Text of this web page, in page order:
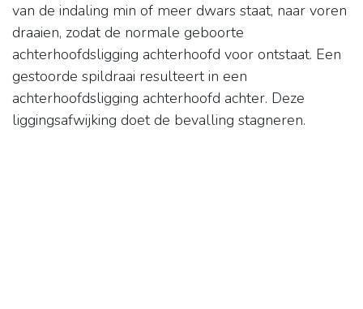
van de indaling min of meer dwars staat, naar voren
draaien, zodat de normale geboorte
achterhoofdsligging achterhoofd voor ontstaat. Een
gestoorde spildraai resulteert in een
achterhoofdsligging achterhoofd achter. Deze
liggingsafwijking doet de bevalling stagneren.